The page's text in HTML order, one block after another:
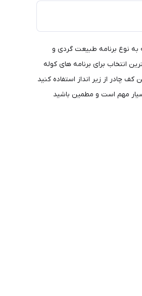
به نوع برنامه طبیعت گردی و
انتخاب برای برنامه های کوله
چادر از زیر انداز استفاده کنید
مهم است و مطمین باشید